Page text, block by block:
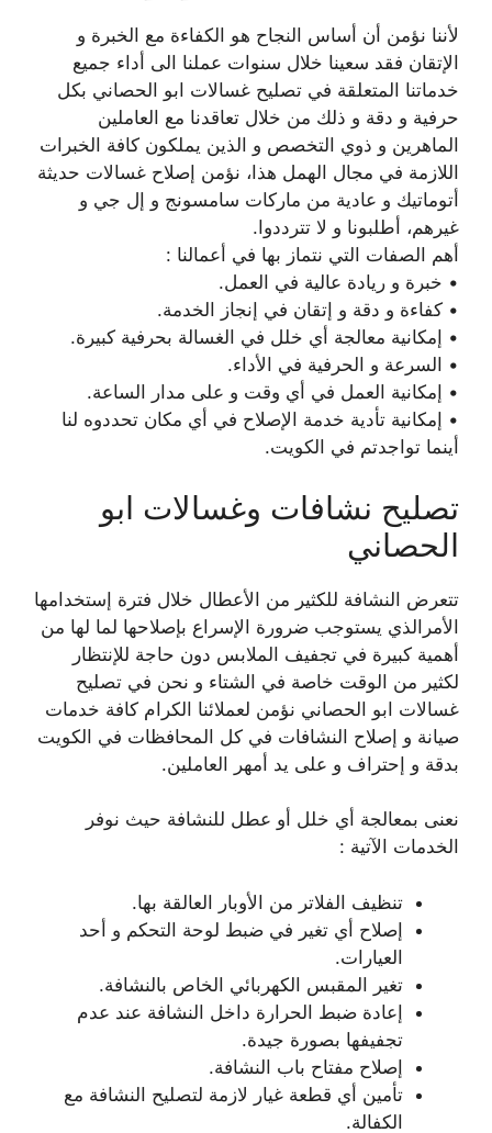
لأننا نؤمن أن أساس النجاح هو الكفاءة مع الخبرة و
الإتقان فقد سعينا خلال سنوات عملنا الى أداء جميع
خدماتنا المتعلقة في تصليح غسالات ابو الحصاني بكل
حرفية و دقة و ذلك من خلال تعاقدنا مع العاملين
الماهرين و ذوي التخصص و الذين يملكون كافة الخبرات
اللازمة في مجال الهمل هذا، نؤمن إصلاح غسالات حديثة
أتوماتيك و عادية من ماركات سامسونج و إل جي و
غيرهم، أطلبونا و لا تترددوا.
أهم الصفات التي نتماز بها في أعمالنا :
• خبرة و ريادة عالية في العمل.
• كفاءة و دقة و إتقان في إنجاز الخدمة.
• إمكانية معالجة أي خلل في الغسالة بحرفية كبيرة.
• السرعة و الحرفية في الأداء.
• إمكانية العمل في أي وقت و على مدار الساعة.
• إمكانية تأدية خدمة الإصلاح في أي مكان تحددوه لنا
أينما تواجدتم في الكويت.
تصليح نشافات وغسالات ابو
الحصاني
تتعرض النشافة للكثير من الأعطال خلال فترة إستخدامها
الأمرالذي يستوجب ضرورة الإسراع بإصلاحها لما لها من
أهمية كبيرة في تجفيف الملابس دون حاجة للإنتظار
لكثير من الوقت خاصة في الشتاء و نحن في تصليح
غسالات ابو الحصاني نؤمن لعملائنا الكرام كافة خدمات
صيانة و إصلاح النشافات في كل المحافظات في الكويت
بدقة و إحتراف و على يد أمهر العاملين.
نعنى بمعالجة أي خلل أو عطل للنشافة حيث نوفر
الخدمات الآتية :
تنظيف الفلاتر من الأوبار العالقة بها.
إصلاح أي تغير في ضبط لوحة التحكم و أحد
العيارات.
تغير المقبس الكهربائي الخاص بالنشافة.
إعادة ضبط الحرارة داخل النشافة عند عدم
تجفيفها بصورة جيدة.
إصلاح مفتاح باب النشافة.
تأمين أي قطعة غيار لازمة لتصليح النشافة مع
الكفالة.